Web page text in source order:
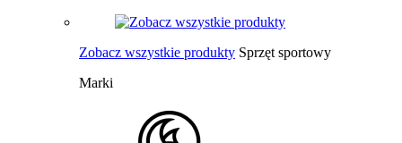
Zobacz wszystkie produkty Sprzęt sportowy
Marki